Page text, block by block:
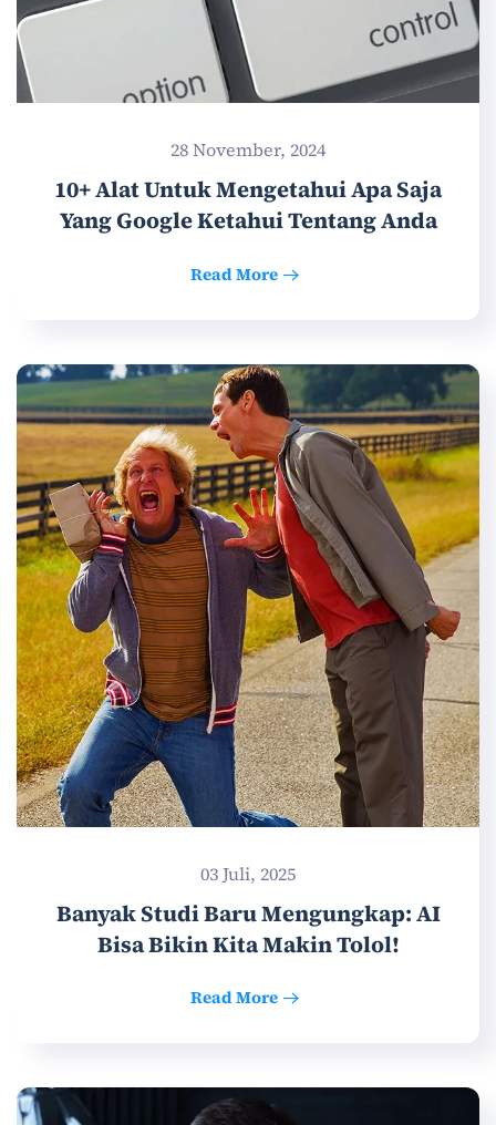
28 November, 2024
10+ Alat Untuk Mengetahui Apa Saja
Yang Google Ketahui Tentang Anda
Read More
03 Juli, 2025
Banyak Studi Baru Mengungkap: AI
Bisa Bikin Kita Makin Tolol!
Read More